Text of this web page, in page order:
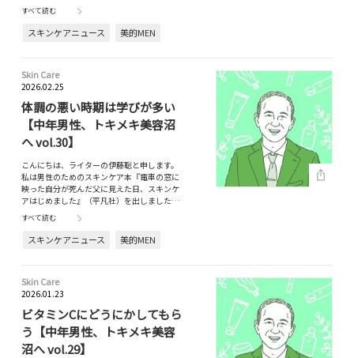
すべて読む
スキンケアニュース 美的MEN
Skin Care
2026.02.25
体調の悪い時期は学びが多い
【中年男性、トキメキ美容沼
へ vol.30】
こんにちは、ライターの伊藤聡と申します。
私は男性のためのスキンケア本『電車の窓に
映った自分が死んだ父に見えた日、スキンケ
アはじめました』（平凡社）を出しました…
すべて読む
スキンケアニュース 美的MEN
Skin Care
2026.01.23
ビタミンCにどうにかしてもら
う【中年男性、トキメキ美容
沼へ vol.29】